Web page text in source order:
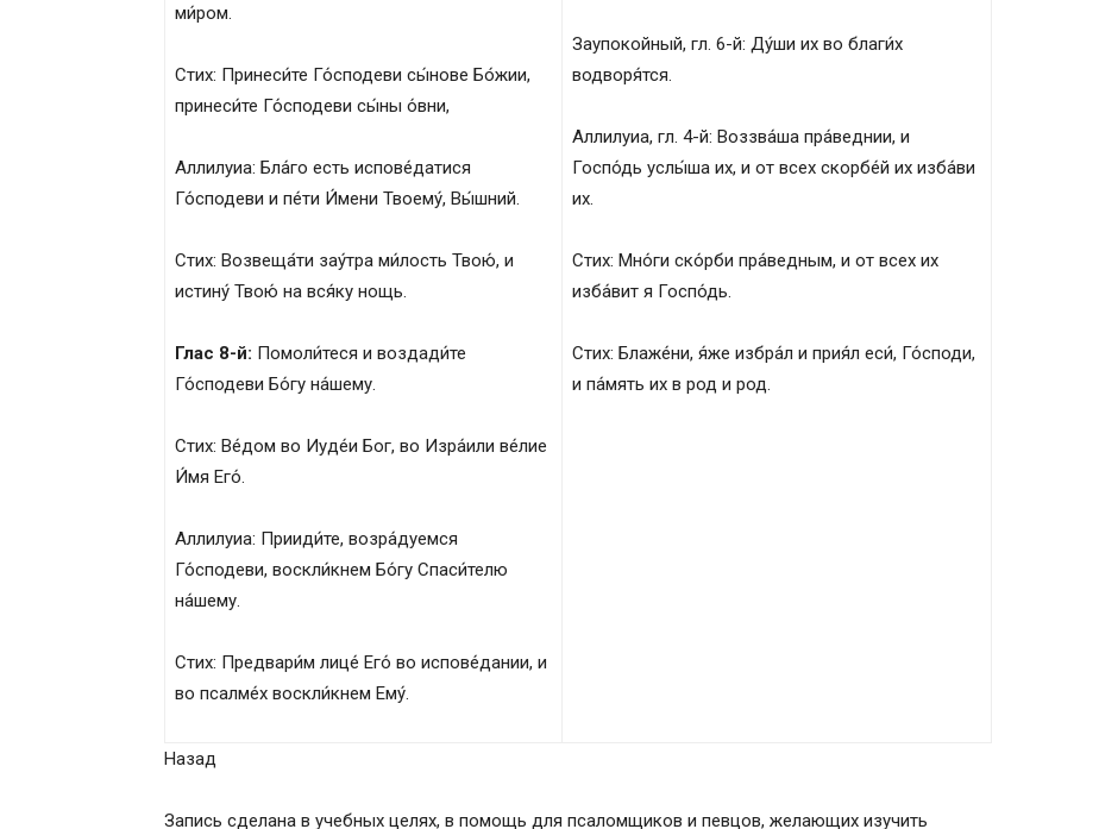
ми́ром.
Стих: Принеси́те Го́сподеви сы́нове Бо́жии,
принеси́те Го́сподеви сы́ны о́вни,
Аллилуиа: Бла́го есть испове́датися
Го́сподеви и пе́ти И́мени Твоему́, Вы́шний.
Стих: Возвеща́ти зау́тра ми́лость Твою́, и
истину́ Твою́ на вся́ку нощь.
Глас 8-й: Помоли́теся и воздади́те
Го́сподеви Бо́гу на́шему.
Стих: Ве́дом во Иуде́и Бог, во Изра́или ве́лие
И́мя Его́.
Аллилуиа: Прииди́те, возра́дуемся
Го́сподеви, воскли́кнем Бо́гу Спаси́телю
на́шему.
Стих: Предвари́м лице́ Его́ во испове́дании, и
во псалме́х воскли́кнем Ему́.
Заупокойный, гл. 6-й: Ду́ши их во благи́х
водворя́тся.
Аллилуиа, гл. 4-й: Воззва́ша пра́веднии, и
Госпо́дь услы́ша их, и от всех скорбе́й их изба́ви
их.
Стих: Мно́ги ско́рби пра́ведным, и от всех их
изба́вит я Госпо́дь.
Стих: Блаже́ни, я́же избра́л и прия́л еси́, Го́споди,
и па́мять их в род и род.
Назад
Запись сделана в учебных целях, в помощь для псаломщиков и певцов, желающих изучить